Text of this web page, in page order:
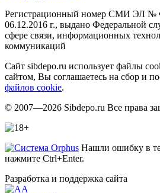
Регистрационный номер СМИ ЭЛ №
06.12.2016 г., выдано Федеральной
сфере связи, информационных
коммуникаций
Сайт sibdepo.ru использует файлы
сайтом, Вы соглашаетесь на сбор и
файлов cookie.
© 2007—2026 Sibdepo.ru Все права
Нашли ошибку в
нажмите Ctrl+Enter.
Разработка и поддержка сайта